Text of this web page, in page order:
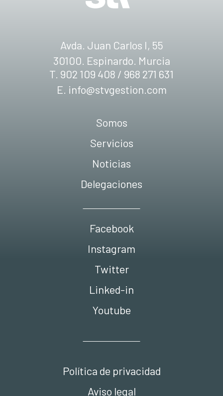
Avda. Juan Carlos I, 55
30100. Espinardo. Murcia
T. 902 109 408 / 968 271 631
E. info@stvgestion.com
Política de privacidad
Aviso legal
Somos
Servicios
Noticias
Delegaciones
Facebook
Instagram
Twitter
Linked-in
Youtube